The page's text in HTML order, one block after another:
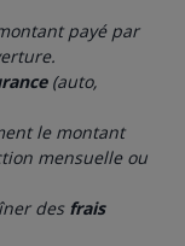
payé par
(auto,
le montant
mensuelle ou
desfrais